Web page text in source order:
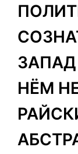
НЁМ